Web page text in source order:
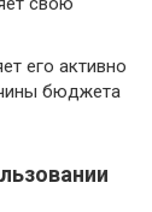
его активно
бюджета